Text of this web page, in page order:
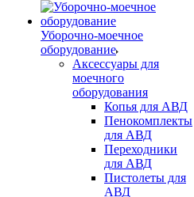
Уборочно-моечное
оборудование
Аксессуары для
моечного
оборудования
Копья для АВД
Пенокомплекты
для АВД
Переходники
для АВД
Пистолеты для
АВД